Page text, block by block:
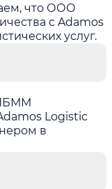
что ООО
с Adamos
услуг.
Logistic
в